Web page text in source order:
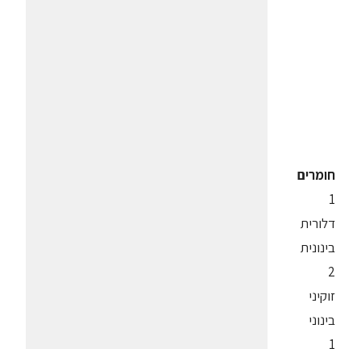
חומרים
1
דלורית
בינונית
2
זוקיני
בינוני
1